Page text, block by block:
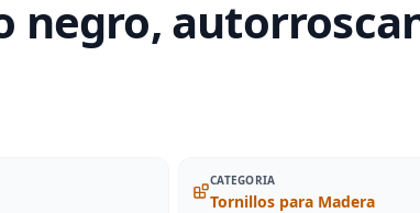
negro,
CATEGORIA
Tornillos para Madera